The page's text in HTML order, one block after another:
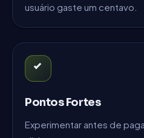
usuário gaste um centavo.
Pontos Fortes
Experimentar antes de